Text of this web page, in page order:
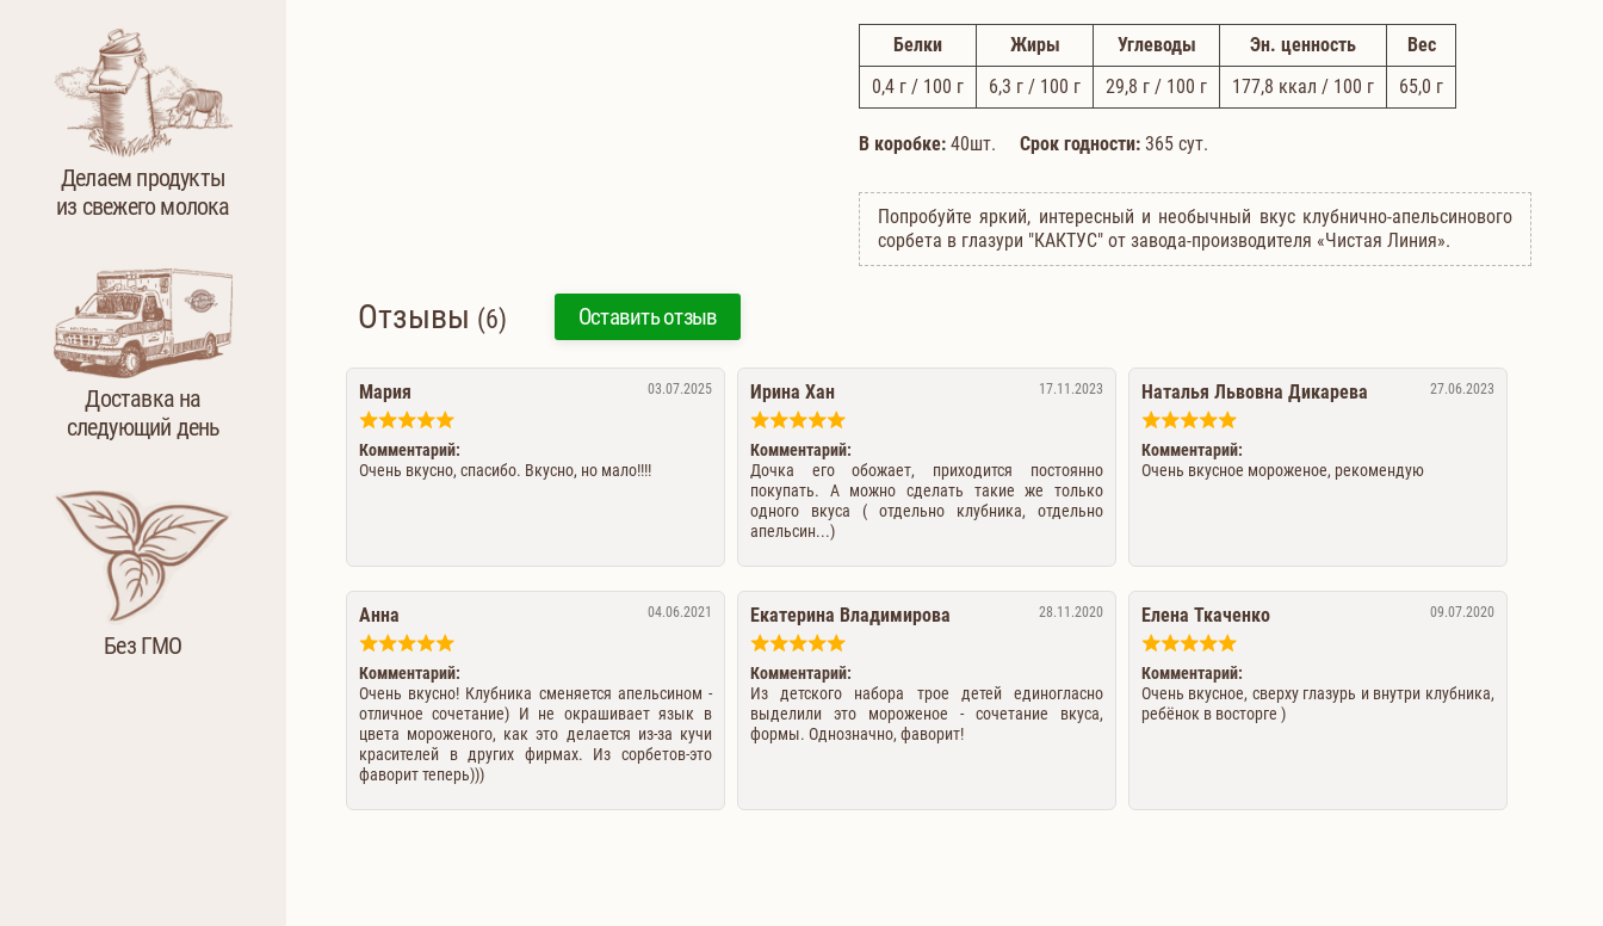
Делаем продукты
из свежего молока
Доставка на
следующий день
Без ГМО
Белки Жиры Углеводы Эн. ценность
Вес
0,4 г / 100 г 6,3 г / 100 г 29,8 г / 100 г 177,8 ккал / 100 г 65,0 г
В коробке: 40шт. Срок годности: 365 сут.
Попробуйте яркий, интересный и необычный вкус клубнично-апельсинового
сорбета в глазури "КАКТУС" от завода-производителя «Чистая Линия».
Отзывы (6) Оставить отзыв
03.07.2025
Мария
Комментарий:
Очень вкусно, спасибо. Вкусно, но мало!!!!
17.11.2023
Ирина Хан
Комментарий:
Дочка его обожает, приходится постоянно
покупать. А можно сделать такие же только
одного вкуса ( отдельно клубника, отдельно
апельсин...)
27.06.2023
Наталья Львовна Дикарева
Комментарий:
Очень вкусное мороженое, рекомендую
04.06.2021
Анна
Комментарий:
Очень вкусно! Клубника сменяется апельсином -
отличное сочетание) И не окрашивает язык в
цвета мороженого, как это делается из-за кучи
красителей в других фирмах. Из сорбетов-это
фаворит теперь)))
28.11.2020
Екатерина Владимирова
Комментарий:
Из детского набора трое детей единогласно
выделили это мороженое - сочетание вкуса,
формы. Однозначно, фаворит!
09.07.2020
Елена Ткаченко
Комментарий:
Очень вкусное, сверху глазурь и внутри клубника,
ребёнок в восторге )